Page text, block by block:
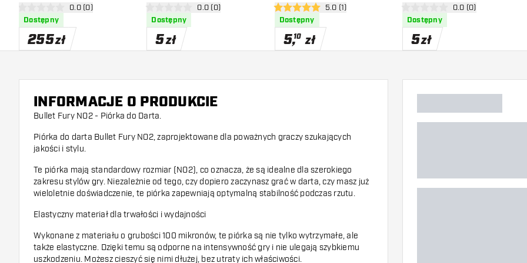
otwórz panel recenzji
0 gwiazdki oceny0.0 (0)
Dostępny
255zł
otwórz panel recenzji
0 gwiazdki oceny0.0 (0)
Dostępny
5zł
otwórz panel recenzji
5 gwiazdki oceny5.0 (1)
Dostępny
5,10 zł
otwórz panel recenzji
0 gwiazdki oceny0.0 (0)
Dostępny
5zł
INFORMACJE O PRODUKCIE
Bullet Fury NO2 - Piórka do Darta.
Piórka do darta Bullet Fury NO2, zaprojektowane dla poważnych graczy szukających
jakości i stylu.
Te piórka mają standardowy rozmiar (NO2), co oznacza, że są idealne dla szerokiego
zakresu stylów gry. Niezależnie od tego, czy dopiero zaczynasz grać w darta, czy masz już
wieloletnie doświadczenie, te piórka zapewniają optymalną stabilność podczas rzutu.
Elastyczny materiał dla trwałości i wydajności
Wykonane z materiału o grubości 100 mikronów, te piórka są nie tylko wytrzymałe, ale
także elastyczne. Dzięki temu są odporne na intensywność gry i nie ulegają szybkiemu
uszkodzeniu. Możesz cieszyć się nimi dłużej, bez utraty ich właściwości.